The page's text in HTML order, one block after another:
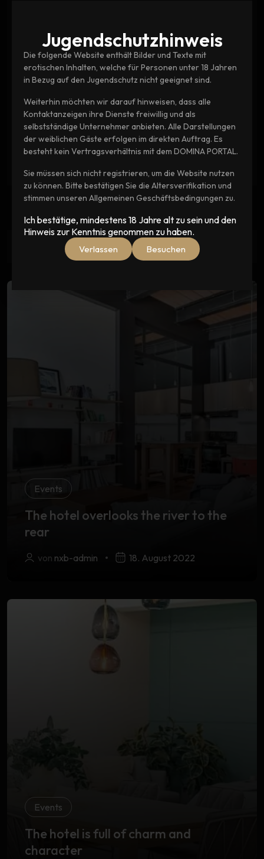
Ähnliche Beiträge
Events
The hotel overlooks the river to the
rear
von nxb-admin 18. August 2022
Events
The hotel is full of charm and
character
Jugendschutz­hinweis
Die folgende Website enthält Bilder und Texte mit
erotischen Inhalten, welche für Personen unter 18 Jahren
in Bezug auf den Jugendschutz nicht geeignet sind.
Weiterhin möchten wir darauf hinweisen, dass alle
Kontaktanzeigen ihre Dienste freiwillig und als
selbstständige Unternehmer anbieten. Alle Darstellungen
der weiblichen Gäste erfolgen im direkten Auftrag. Es
besteht kein Vertragsverhältnis mit dem DOMINA PORTAL.
Sie müssen sich nicht registrieren, um die Website nutzen
zu können. Bitte bestätigen Sie die Altersverifikation und
stimmen unseren Allgemeinen Geschäftsbedingungen zu.
Ich bestätige, mindestens 18 Jahre alt zu sein und den
Hinweis zur Kenntnis genommen zu haben.
Verlassen Besuchen